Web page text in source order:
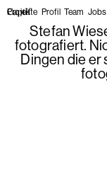
Projekte Profil Team Jobs
Stefan
fotografiert.
Dingen die er